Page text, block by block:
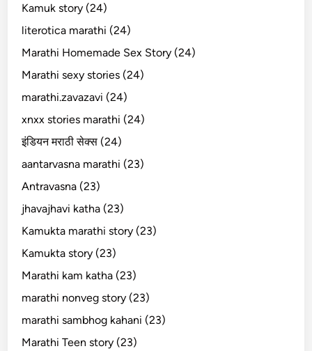
Kamuk story (24)
literotica marathi (24)
Marathi Homemade Sex Story (24)
Marathi sexy stories (24)
marathi.zavazavi (24)
xnxx stories marathi (24)
इंडियन मराठी सेक्स (24)
aantarvasna marathi (23)
Antravasna (23)
jhavajhavi katha (23)
Kamukta marathi story (23)
Kamukta story (23)
Marathi kam katha (23)
marathi nonveg story (23)
marathi sambhog kahani (23)
Marathi Teen story (23)